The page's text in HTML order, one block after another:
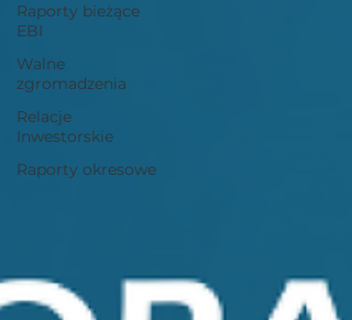
Raporty bieżące
EBI
Walne
zgromadzenia
Relacje
Inwestorskie
Raporty okresowe